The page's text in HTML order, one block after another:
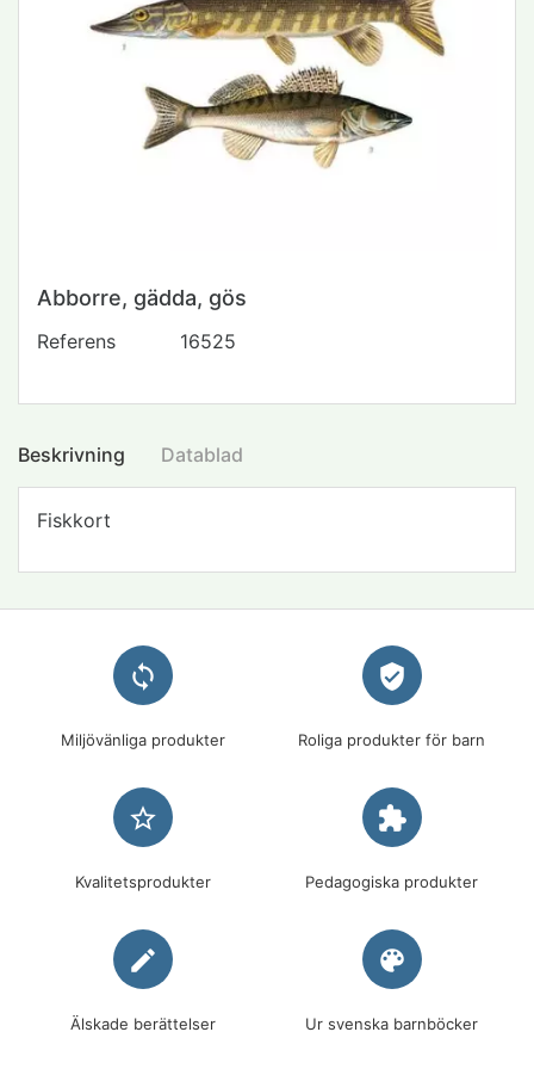
Abborre, gädda, gös
Referens 16525
Beskrivning Datablad
Fiskkort
loop
Miljövänliga produkter
verified_user
Roliga produkter för barn
star_border
Kvalitetsprodukter
extension
Pedagogiska produkter
edit
Älskade berättelser
palette
Ur svenska barnböcker